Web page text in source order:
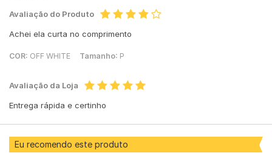
Avaliação do Produto
Achei ela curta no comprimento
COR: OFF WHITE Tamanho: P
Avaliação da Loja
Entrega rápida e certinho
Eu recomendo este produto